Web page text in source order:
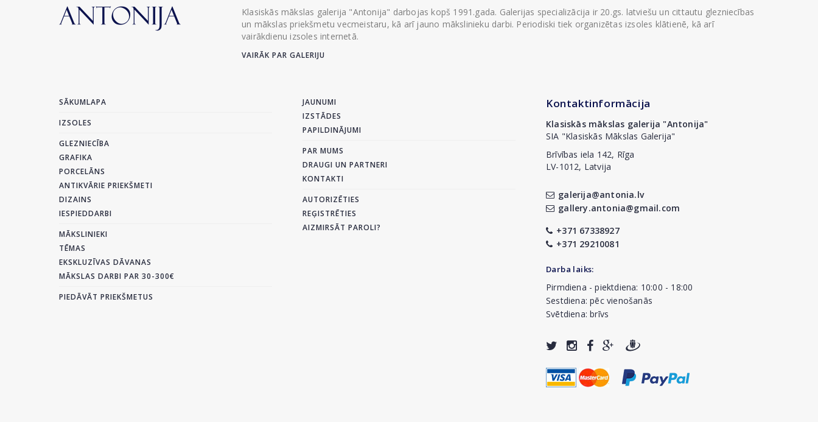
Klasiskās mākslas galerija "Antonija" darbojas kopš 1991.gada. Galerijas specializācija ir 20.gs. latviešu un cittautu glezniecības
un mākslas priekšmetu vecmeistaru, kā arī jauno mākslinieku darbi. Periodiski tiek organizētas izsoles klātienē, kā arī
vairākdienu izsoles internetā.
VAIRĀK PAR GALERIJU
SĀKUMLAPA
IZSOLES
GLEZNIECĪBA
GRAFIKA
PORCELĀNS
ANTIKVĀRIE PRIEKŠMETI
DIZAINS
IESPIEDDARBI
MĀKSLINIEKI
TĒMAS
EKSKLUZĪVAS DĀVANAS
MĀKSLAS DARBI PAR 30-300€
PIEDĀVĀT PRIEKŠMETUS
JAUNUMI
IZSTĀDES
PAPILDINĀJUMI
PAR MUMS
DRAUGI UN PARTNERI
KONTAKTI
AUTORIZĒTIES
REĢISTRĒTIES
AIZMIRSĀT PAROLI?
Kontaktinformācija
Klasiskās mākslas galerija "Antonija"
SIA "Klasiskās Mākslas Galerija"
Brīvības iela 142, Rīga
LV-1012, Latvija
galerija@antonia.lv
gallery.antonia@gmail.com
+371 67338927
+371 29210081
Darba laiks:
Pirmdiena - piektdiena: 10:00 - 18:00
Sestdiena: pēc vienošanās
Svētdiena: brīvs